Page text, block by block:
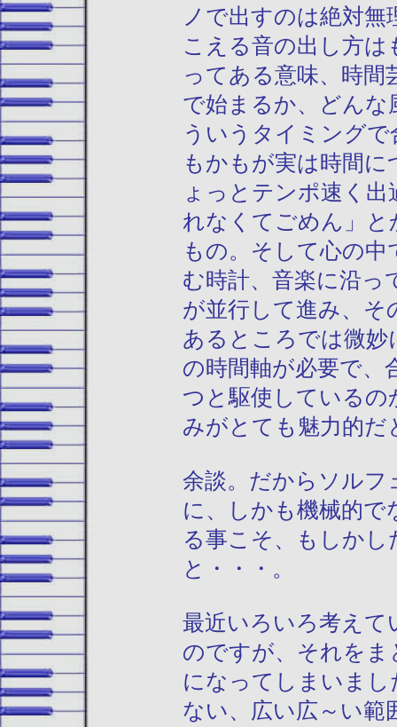
ノで出すのは絶対
こえる音の出し方
ってある意味、時
で始まるか、どん
ういうタイミング
もかもが実は時間
ょっとテンポ速く
れなくてごめん」と
もの。そして心の
む時計、音楽に沿っ
が並行して進み、そ
あるところでは微
の時間軸が必要で、
つと駆使しているの
みがとても魅力的だ
余談。だからソルフ
に、しかも機械的で
る事こそ、もしか
と・・・。
最近いろいろ考えて
のですが、それを
になってしまいま
ない、広い広～い範